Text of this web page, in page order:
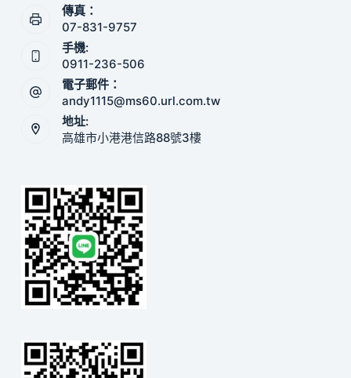
傳真：
07-831-9757
手機:
0911-236-506
電子郵件：
andy1115@ms60.url.com.tw
地址:
高雄市小港港信路88號3樓